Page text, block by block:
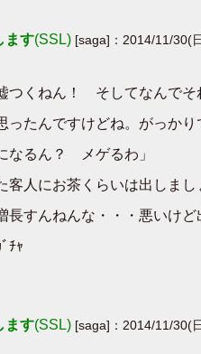
ます(SSL) [saga]：2014/11/30(
つくねん！ そしてなんで
ったんですけどね。がっかり
なるん？ メゲるわ」
人にお茶くらいは出しまし
すんねんな・・・悪いけ
ﾁｬ
ます(SSL) [saga]：2014/11/30(